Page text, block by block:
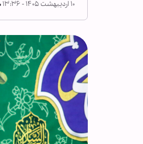
۱۰ اردیبهشت ۱۴۰۵ - ۱۳:۳۶